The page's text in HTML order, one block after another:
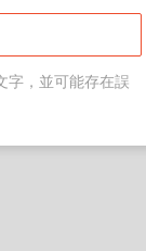
字，並可能存在誤